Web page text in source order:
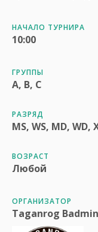
НАЧАЛО ТУРНИРА
10:00
ГРУППЫ
A, B, C
РАЗРЯД
MS, WS, MD, WD,
ВОЗРАСТ
Любой
ОРГАНИЗАТОР
Taganrog